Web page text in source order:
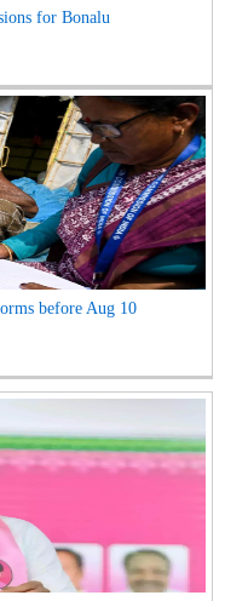
for Bonalu
before Aug 10